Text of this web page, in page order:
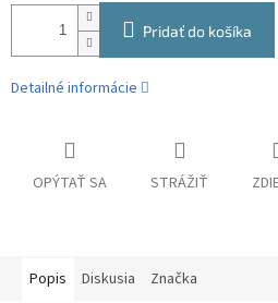
Pridať do košíka
Detailné informácie
OPÝTAŤ SA STRÁŽIŤ
Popis Diskusia Značka